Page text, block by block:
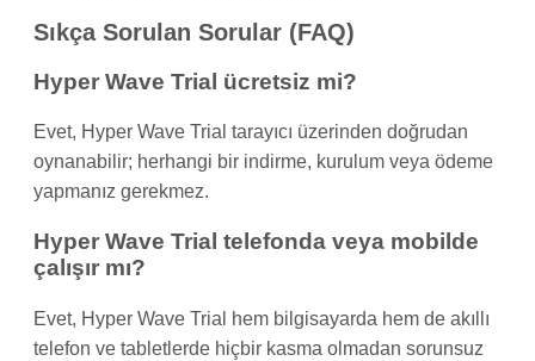
Sıkça Sorulan Sorular (FAQ)
Hyper Wave Trial ücretsiz mi?
Evet, Hyper Wave Trial tarayıcı üzerinden doğrudan
oynanabilir; herhangi bir indirme, kurulum veya ödeme
yapmanız gerekmez.
Hyper Wave Trial telefonda veya mobilde
çalışır mı?
Evet, Hyper Wave Trial hem bilgisayarda hem de akıllı
telefon ve tabletlerde hiçbir kasma olmadan sorunsuz